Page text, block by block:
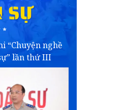
“Chuyện nghề
lần thứ III